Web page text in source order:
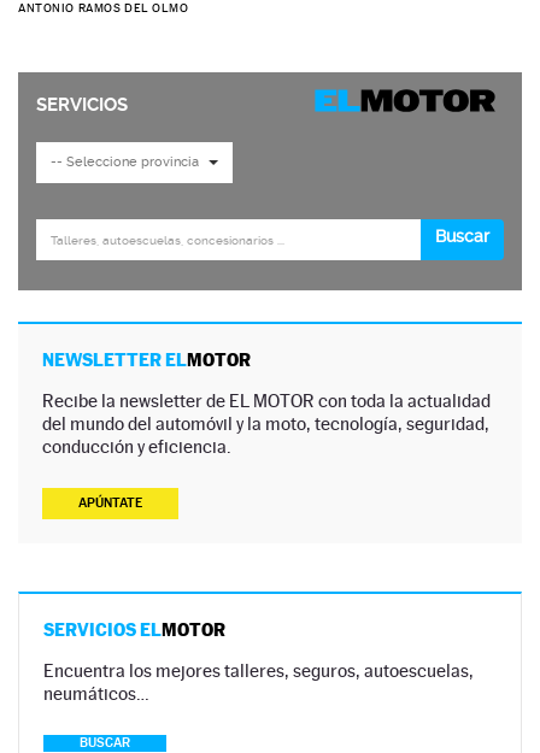
ANTONIO RAMOS DEL OLMO
NEWSLETTER ELMOTOR
Recibe la newsletter de EL MOTOR con toda la actualidad
del mundo del automóvil y la moto, tecnología, seguridad,
conducción y eficiencia.
APÚNTATE
SERVICIOS ELMOTOR
Encuentra los mejores talleres, seguros, autoescuelas,
neumáticos…
BUSCAR